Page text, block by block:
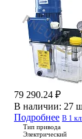
79 290.24 ₽
В наличии: 27
Подробнее В 1
Тип привода
Электрический